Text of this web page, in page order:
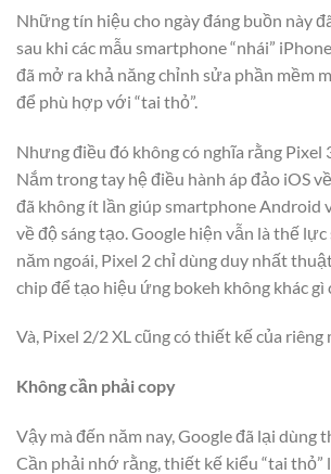
Những tín hiệu cho ngày đáng buồn này
sau khi các mẫu smartphone “nhái”
đã mở ra khả năng chỉnh sửa phần mềm
để phù hợp với “tai thỏ”.
Nhưng điều đó không có nghĩa rằng Pixel
Nắm trong tay hệ điều hành áp đảo iOS
đã không ít lần giúp smartphone Android
về độ sáng tạo. Google hiện vẫn là thế
năm ngoái, Pixel 2 chỉ dùng duy nhất
chip để tạo hiệu ứng bokeh không khác gì
Và, Pixel 2/2 XL cũng có thiết kế của riêng
Không cần phải copy
Vậy mà đến năm nay, Google đã lại dùng
Cần phải nhớ rằng, thiết kế kiểu “tai thỏ”